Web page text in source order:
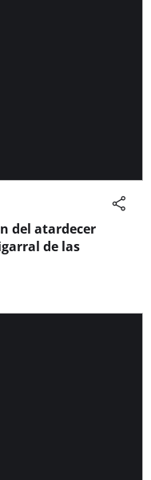
del atardecer
de las